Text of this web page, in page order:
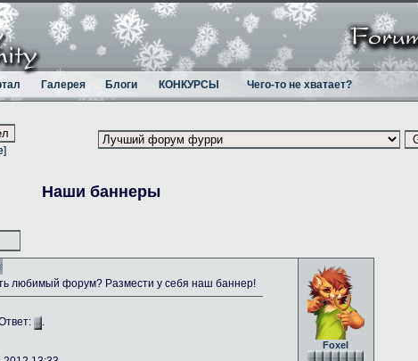
Галерея Блоги КОНКУРСЫ Чего-то не хватает?
]
Наши баннеры
Foxel
любимый форум? Размести у себя наш баннер!
.